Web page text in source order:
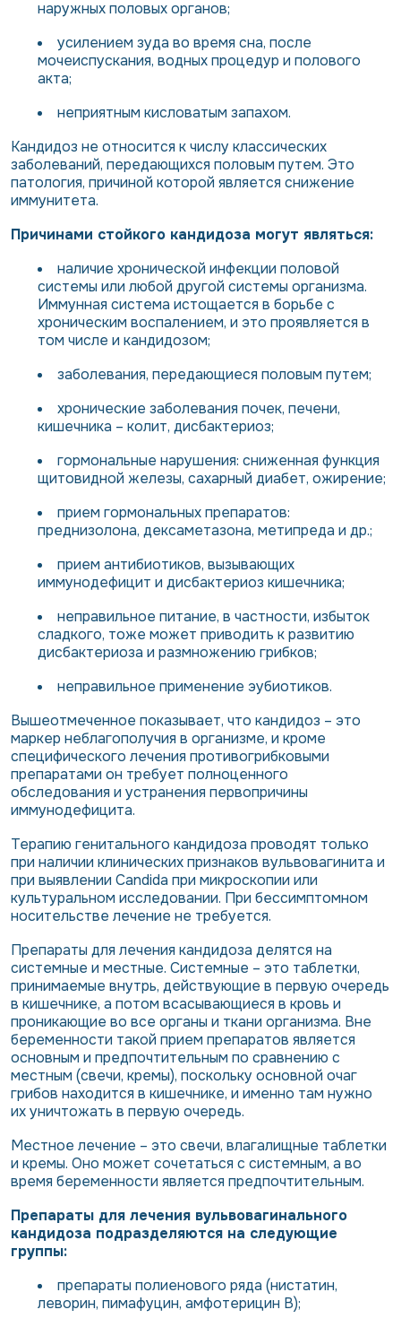
наружных половых органов;
усилением зуда во время сна, после
мочеиспускания, водных процедур и полового
акта;
неприятным кисловатым запахом.
Кандидоз не относится к числу классических
заболеваний, передающихся половым путем. Это
патология, причиной которой является снижение
иммунитета.
Причинами стойкого кандидоза могут являться:
наличие хронической инфекции половой
системы или любой другой системы организма.
Иммунная система истощается в борьбе с
хроническим воспалением, и это проявляется в
том числе и кандидозом;
заболевания, передающиеся половым путем;
хронические заболевания почек, печени,
кишечника – колит, дисбактериоз;
гормональные нарушения: сниженная функция
щитовидной железы, сахарный диабет, ожирение;
прием гормональных препаратов:
преднизолона, дексаметазона, метипреда и др.;
прием антибиотиков, вызывающих
иммунодефицит и дисбактериоз кишечника;
неправильное питание, в частности, избыток
сладкого, тоже может приводить к развитию
дисбактериоза и размножению грибков;
неправильное применение эубиотиков.
Вышеотмеченное показывает, что кандидоз – это
маркер неблагополучия в организме, и кроме
специфического лечения противогрибковыми
препаратами он требует полноценного
обследования и устранения первопричины
иммунодефицита.
Терапию генитального кандидоза проводят только
при наличии клинических признаков вульвовагинита и
при выявлении Candida при микроскопии или
культуральном исследовании. При бессимптомном
носительстве лечение не требуется.
Препараты для лечения кандидоза делятся на
системные и местные. Системные – это таблетки,
принимаемые внутрь, действующие в первую очередь
в кишечнике, а потом всасывающиеся в кровь и
проникающие во все органы и ткани организма. Вне
беременности такой прием препаратов является
основным и предпочтительным по сравнению с
местным (свечи, кремы), поскольку основной очаг
грибов находится в кишечнике, и именно там нужно
их уничтожать в первую очередь.
Местное лечение – это свечи, влагалищные таблетки
и кремы. Оно может сочетаться с системным, а во
время беременности является предпочтительным.
Препараты для лечения вульвовагинального
кандидоза подразделяются на следующие
группы:
препараты полиенового ряда (нистатин,
леворин, пимафуцин, амфотерицин В);